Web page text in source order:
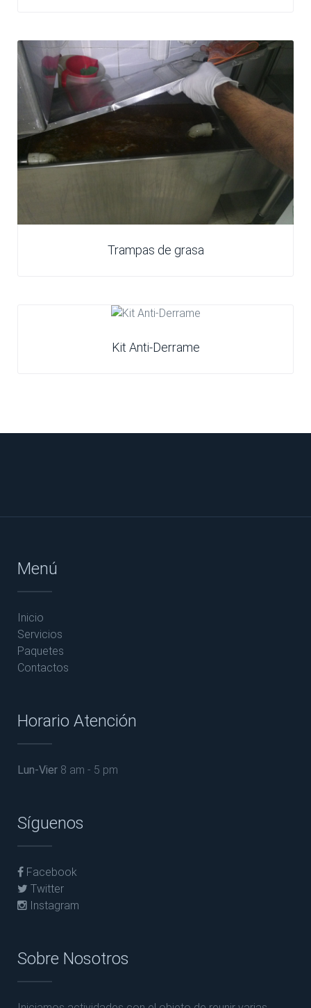
Trampas de grasa
Kit Anti-Derrame
Menú
Inicio
Servicios
Paquetes
Contactos
Horario Atención
Lun-Vier 8 am - 5 pm
Síguenos
Facebook
Twitter
Instagram
Sobre Nosotros